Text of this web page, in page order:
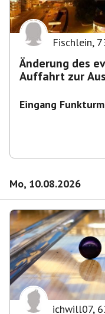
Fischlein,
Änderung des
Auffahrt zur
Eingang
Mo, 10.08.2026
ichwill07,